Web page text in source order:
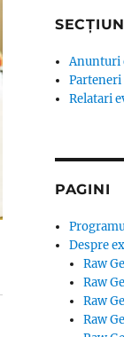
Anunturi
Parteneri
Relatari
PAGINI
Despre
Raw
Raw
Raw
Raw